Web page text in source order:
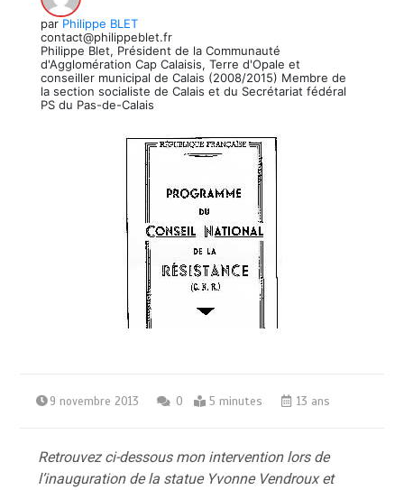
par Philippe BLET
contact@philippeblet.fr
Philippe Blet, Président de la Communauté
d'Agglomération Cap Calaisis, Terre d'Opale et
conseiller municipal de Calais (2008/2015) Membre de
la section socialiste de Calais et du Secrétariat fédéral
PS du Pas-de-Calais
9 novembre 2013 0 5 minutes 13 ans
Retrouvez ci-dessous mon intervention lors de
l’inauguration de la statue Yvonne Vendroux et